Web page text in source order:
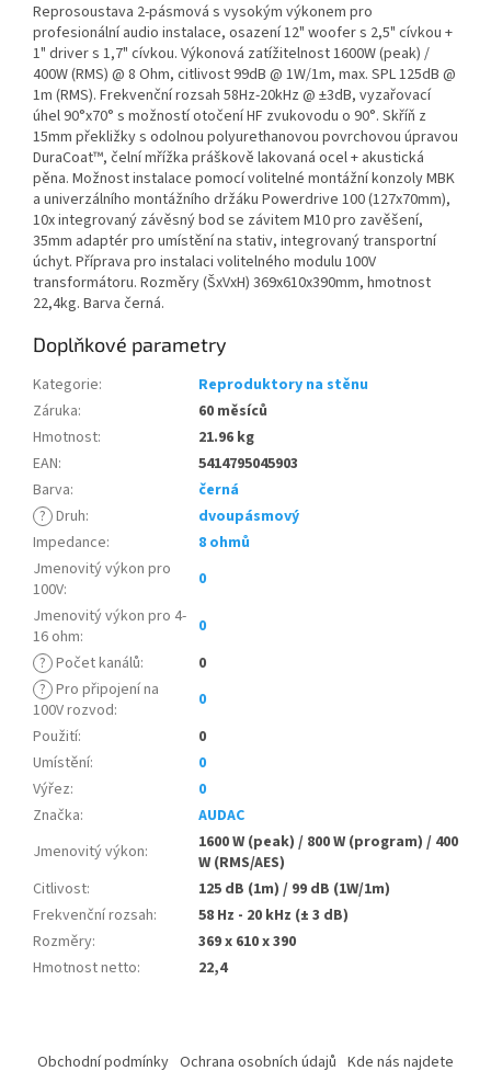
Reprosoustava 2-pásmová s vysokým výkonem pro
profesionální audio instalace, osazení 12" woofer s 2,5" cívkou +
1" driver s 1,7" cívkou. Výkonová zatížitelnost 1600W (peak) /
400W (RMS) @ 8 Ohm, citlivost 99dB @ 1W/1m, max. SPL 125dB @
1m (RMS). Frekvenční rozsah 58Hz-20kHz @ ±3dB, vyzařovací
úhel 90°x70° s možností otočení HF zvukovodu o 90°. Skříň z
15mm překližky s odolnou polyurethanovou povrchovou úpravou
DuraCoat™, čelní mřížka práškově lakovaná ocel + akustická
pěna. Možnost instalace pomocí volitelné montážní konzoly MBK
a univerzálního montážního držáku Powerdrive 100 (127x70mm),
10x integrovaný závěsný bod se závitem M10 pro zavěšení,
35mm adaptér pro umístění na stativ, integrovaný transportní
úchyt. Příprava pro instalaci volitelného modulu 100V
transformátoru. Rozměry (ŠxVxH) 369x610x390mm, hmotnost
22,4kg. Barva černá.
Doplňkové parametry
Kategorie:
Reproduktory na stěnu
Záruka:
60 měsíců
Hmotnost:
21.96 kg
EAN:
5414795045903
Barva:
černá
? Druh:
dvoupásmový
Impedance:
8 ohmů
Jmenovitý výkon pro
100V:
0
Jmenovitý výkon pro 4-
16 ohm:
0
? Počet kanálů:
0
? Pro připojení na
100V rozvod:
0
Použití:
0
Umístění:
0
Výřez:
0
Značka:
AUDAC
Jmenovitý výkon:
1600 W (peak) / 800 W (program) / 400
W (RMS/AES)
Citlivost:
125 dB (1m) / 99 dB (1W/1m)
Frekvenční rozsah:
58 Hz - 20 kHz (± 3 dB)
Rozměry:
369 x 610 x 390
Hmotnost netto: 22,4
Obchodní podmínky Ochrana osobních údajů Kde nás najdete